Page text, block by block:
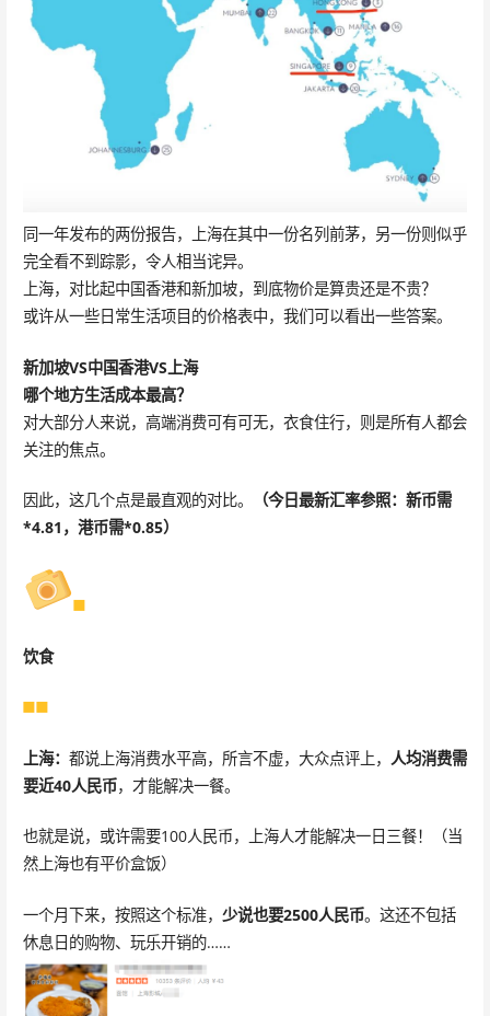
同一年发布的两份报告，上海在其中一份名列前茅，另一份则似乎
完全看不到踪影，令人相当诧异。
上海，对比起中国香港和新加坡，到底物价是算贵还是不贵？
或许从一些日常生活项目的价格表中，我们可以看出一些答案。
新加坡VS中国香港VS上海
哪个地方生活成本最高？
对大部分人来说，高端消费可有可无，衣食住行，则是所有人都会
关注的焦点。
因此，这几个点是最直观的对比。
（今日最新汇率参照：新币需
*4.81，港币需*0.85）
饮食
上海： 都说上海消费水平高，所言不虚，大众点评上， 人均消费需
要近40人民币，才能解决一餐。
也就是说，或许需要100人民币，上海人才能解决一日三餐！（当
然上海也有平价盒饭）
一个月下来，按照这个标准， 少说也要2500人民币。这还不包括
休息日的购物、玩乐开销的……